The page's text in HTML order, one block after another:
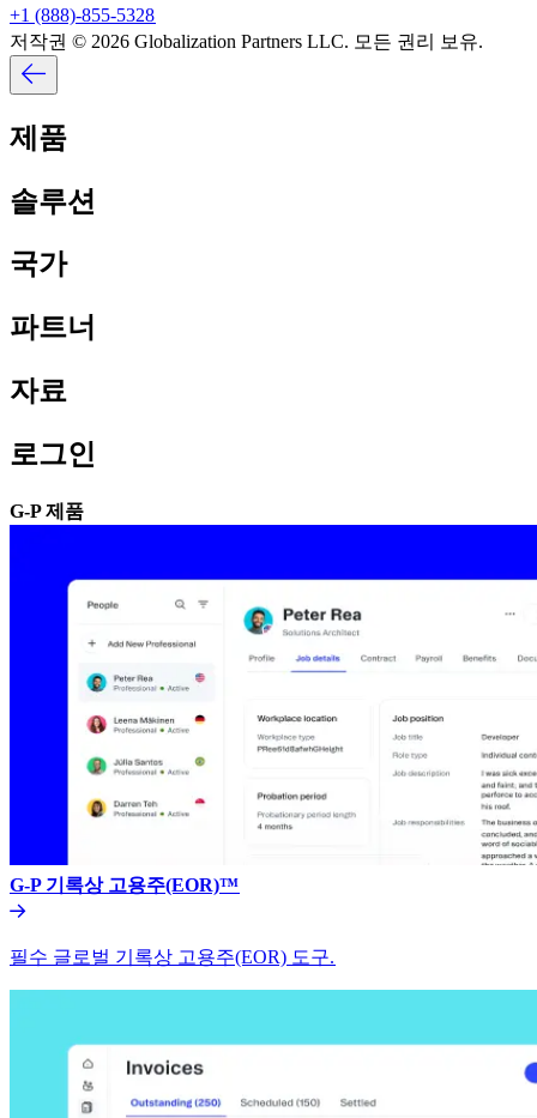
+1 (888)-855-5328​​
저작권 © 2026 Globalization Partners LLC. 모든 권리 보유.​​
제품​​
솔루션​​
국가​​
파트너​​
자료​​
로그인​​
G-P 제품​​
G-P 기록상 고용주(EOR)™​​
필수 글로벌 기록상 고용주(EOR) 도구.​​